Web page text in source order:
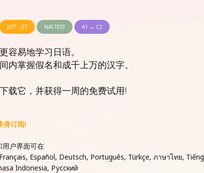
JLPT - JFT NAT-TEST A1 → C2
容易地学习日语。
内掌握假名和成千上万的汉字。
载它，并获得一周的免费试用!
身订阅!
用户界面可在
Español, Deutsch, Português, Türkçe, ภาษาไทย, Tiếng
Indonesia, Русский